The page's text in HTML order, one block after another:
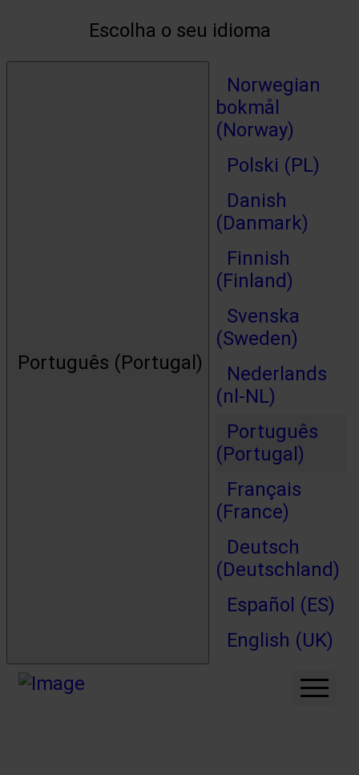
Escolha o seu idioma
Português (Portugal)
Norwegian
bokmål
(Norway)
Polski (PL)
Danish
(Danmark)
Finnish
(Finland)
Svenska
(Sweden)
Nederlands
(nl-NL)
Português
(Portugal)
Français
(France)
Deutsch
(Deutschland)
Español (ES)
English (UK)